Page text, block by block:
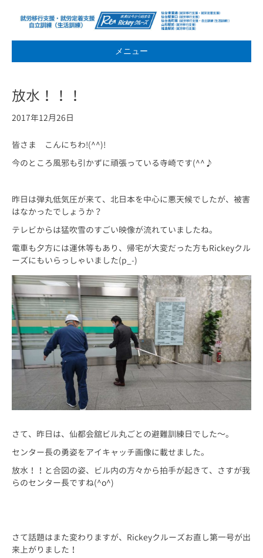
メニュー
放水！！！
2017年12月26日
皆さま こんにちわ!(^^)!
今のところ風邪も引かずに頑張っている寺崎です(^^♪
昨日は弾丸低気圧が来て、北日本を中心に悪天候でしたが、被害
はなかったでしょうか？
テレビからは猛吹雪のすごい映像が流れていましたね。
電車も夕方には運休等もあり、帰宅が大変だった方もRickeyクル
ーズにもいらっしゃいました(p_-)
さて、昨日は、仙都会舘ビル丸ごとの避難訓練日でした～。
センター長の勇姿をアイキャッチ画像に載せました。
放水！！と合図の姿、ビル内の方々から拍手が起きて、さすが我
らのセンター長ですね(^o^)
さて話題はまた変わりますが、Rickeyクルーズお直し第一号が出
来上がりました！